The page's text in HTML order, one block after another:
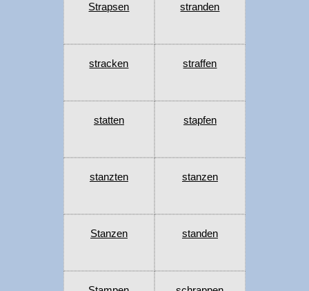
Strapsen stranden
stracken straffen
statten stapfen
stanzten stanzen
Stanzen standen